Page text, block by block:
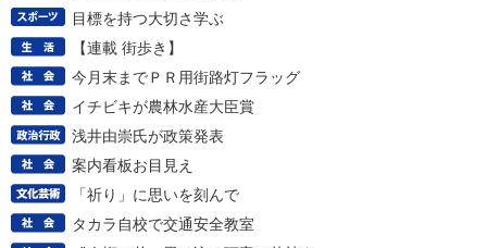
目標を持つ大切さ学ぶ
【連載 街歩き】
今月末までＰＲ用街路灯フラッグ
イチビキが農林水産大臣賞
浅井由崇氏が政策発表
案内看板お目見え
「祈り」に思いを刻んで
タカラ自校で交通安全教室